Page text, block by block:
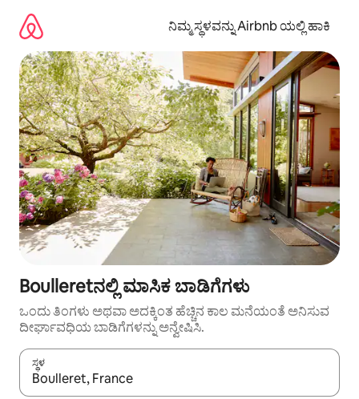
ಹೋಗಿ
ನಿಮ್ಮ ಸ್ಥಳವನ್ನು Airbnb ಯಲ್ಲಿ ಹಾಕಿ
Boulleretನಲ್ಲಿ ಮಾಸಿಕ ಬಾಡಿಗೆಗಳು
ಒಂದು ತಿಂಗಳು ಅಥವಾ ಅದಕ್ಕಿಂತ ಹೆಚ್ಚಿನ ಕಾಲ ಮನೆಯಂತೆ ಅನಿಸುವ
ದೀರ್ಘಾವಧಿಯ ಬಾಡಿಗೆಗಳನ್ನು ಅನ್ವೇಷಿಸಿ.
ಸ್ಥಳ
ಫಲಿತಾಂಶಗಳು ಲಭ್ಯವಿರುವಾಗ, ಅಪ್ ಮತ್ತು ಡೌನ್ ಬಾಣದ ಕೀಲಿಗಳೊಂದಿಗೆ